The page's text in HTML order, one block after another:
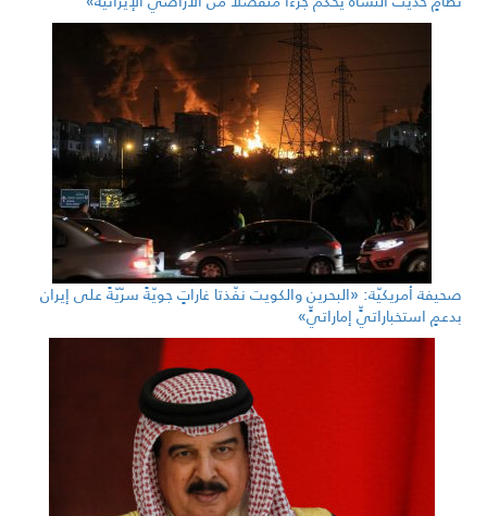
صحيفة أمريكيّة: «البحرين والكويت نفّذتا غاراتٍ جويّةً سرّيّةً على إيران
بدعمٍ استخباراتيٍّ إماراتيٍّ»